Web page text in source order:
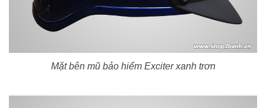
Mặt bên mũ bảo hiểm Exciter xanh trơn